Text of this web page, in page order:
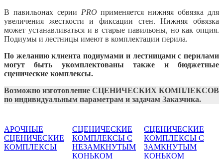
В павильонах серии PROприменяется нижняя обвязка для
увеличения жесткости и фиксации стен. Нижняя обвязка
может устанавливаться и в старые павильоны, но как опция.
Подиумы и лестницы имеют в комплектации перила.
По желанию клиента подиумами и лестницами с перилами
могут быть укомплектованы также и бюджетные
сценические комплексы.
Возможно изготовление СЦЕНИЧЕСКИХ КОМПЛЕКСОВ
по индивидуальным параметрам и задачам Заказчика.
АРОЧНЫЕ
СЦЕНИЧЕСКИЕ
КОМПЛЕКСЫ
СЦЕНИЧЕСКИЕ
КОМПЛЕКСЫ С
НЕЗАМКНУТЫМ
КОНЬКОМ
СЦЕНИЧЕСКИЕ
КОМПЛЕКСЫ С
ЗАМКНУТЫМ
КОНЬКОМ